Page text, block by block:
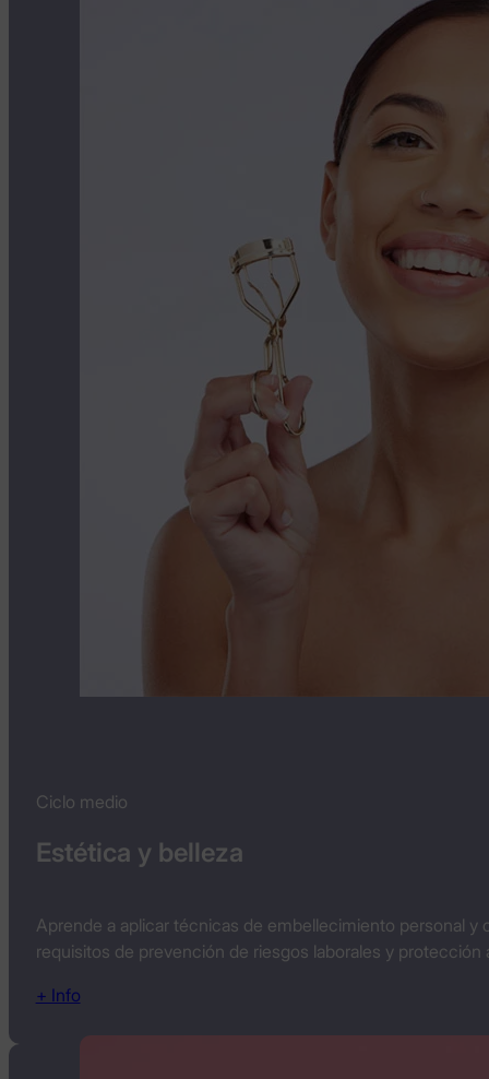
Estética y belleza
Ciclo medio
Aprende a aplicar técnicas de embellecimiento personal
requisitos de prevención de riesgos laborales y
+ Info